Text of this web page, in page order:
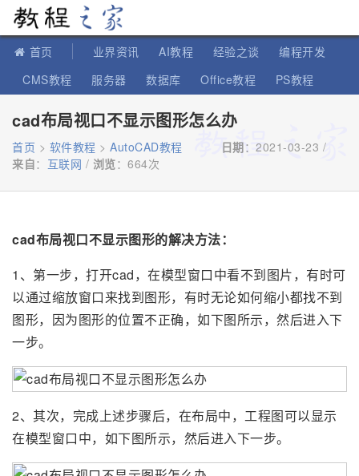
首页 业界资讯 AI教程 经验之谈
编程开发
CMS教程
服务器 数据库 Office教程
PS教程
cad布局视口不显示图形怎么办
首页 > 软件教程 > AutoCAD教程 日期：2021-03-23 /
来自： 互联网 / 浏览： 664次
cad布局视口不显示图形的解决方法：
1、第一步，打开cad，在模型窗口中看不到图片，有时可
以通过缩放窗口来找到图形，有时无论如何缩小都找不到
图形，因为图形的位置不正确，如下图所示，然后进入下
一步。
2、其次，完成上述步骤后，在布局中，工程图可以显示
在模型窗口中，如下图所示，然后进入下一步。